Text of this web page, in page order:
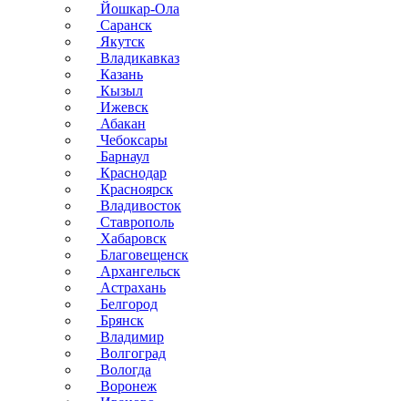
Йошкар-Ола
Саранск
Якутск
Владикавказ
Казань
Кызыл
Ижевск
Абакан
Чебоксары
Барнаул
Краснодар
Красноярск
Владивосток
Ставрополь
Хабаровск
Благовещенск
Архангельск
Астрахань
Белгород
Брянск
Владимир
Волгоград
Вологда
Воронеж